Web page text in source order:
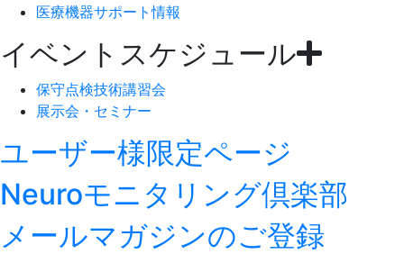
医療機器サポート情報
イベントスケジュール
保守点検技術講習会
展示会・セミナー
ユーザー様限定ページ
Neuroモニタリング倶楽部
メールマガジンのご登録